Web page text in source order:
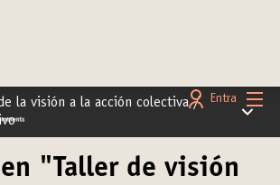
Entra
la visión a la acción colectiva /
Menú
"Taller de visión